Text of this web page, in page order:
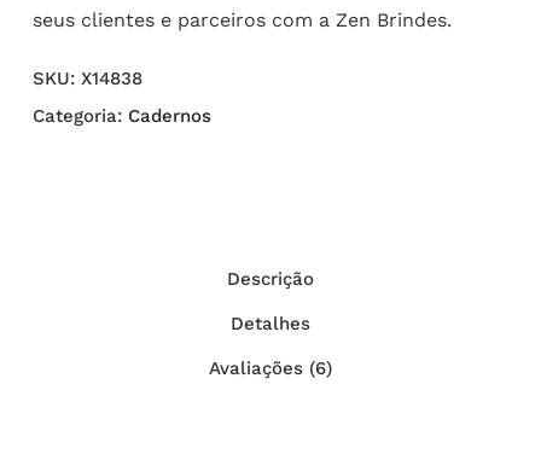
seus clientes e parceiros com a Zen Brindes.
SKU: X14838
Categoria: Cadernos
Descrição
Detalhes
Avaliações (6)